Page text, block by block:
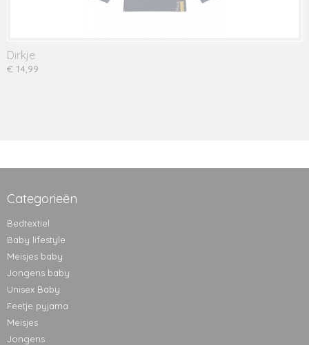
Dirkje
€ 14,99
Categorieën
Bedtextiel
Baby lifestyle
Meisjes baby
Jongens baby
Unisex Baby
Feetje pyjama
Meisjes
Jongens